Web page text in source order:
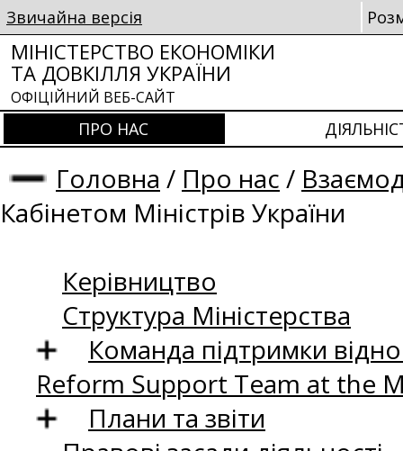
Звичайна версія
МІНІСТЕРСТВО ЕКОНОМІКИ
ТА ДОВКІЛЛЯ УКРАЇНИ
ОФІЦІЙНИЙ ВЕБ-САЙТ
ПРО НАС
Головна / Про нас /
Кабінетом Міністрів України
Керівництво
Структура Міністерства
Команда підтримки
Reform Support Team at the
Плани та звіти